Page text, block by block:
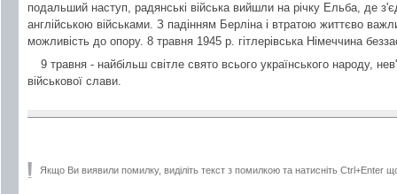
подальший наступ, радянські війська вийшли на річку Ельба, де
англійською військами. З падінням Берліна і втратою життєво
можливість до опору. 8 травня 1945 р. гітлерівська Німеччина
9 травня - найбільш світле свято всього українського народу,
військової слави.
Якщо Ви виявили помилку, виділіть текст з помилкою та натисніть Ctrl+Enter